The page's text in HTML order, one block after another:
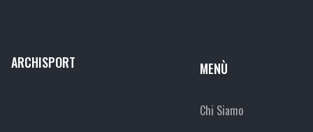
ARCHISPORT MENÙ
Chi Siamo